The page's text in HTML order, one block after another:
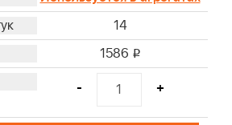
14
1586 i
- +